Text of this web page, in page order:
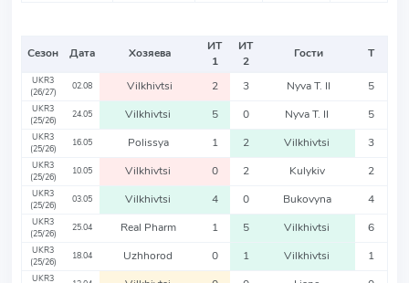
Сезон Дата Хозяева
ИТ
1
ИТ
2
Гости Т
UKR3
(26/27)
02.08 Vilkhivtsi 2 3 Nyva T. II 5
UKR3
(25/26)
24.05 Vilkhivtsi 5 0 Nyva T. II 5
UKR3
(25/26)
16.05 Polissya 1 2 Vilkhivtsi 3
UKR3
(25/26)
10.05 Vilkhivtsi 0 2 Kulykiv 2
UKR3
(25/26)
03.05 Vilkhivtsi 4 0 Bukovyna 4
UKR3
(25/26)
25.04 Real Pharm 1 5 Vilkhivtsi 6
UKR3
(25/26)
18.04 Uzhhorod 0 1 Vilkhivtsi 1
UKR3